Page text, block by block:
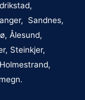
Sandnes,
Ålesund,
Steinkjer,